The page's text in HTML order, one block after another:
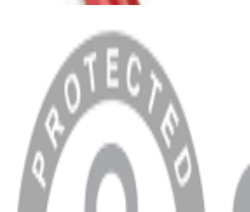
Anasayfa
Hakkımızda
Blog
MÜŞTERİ HİZMETLERİ
Hesabım
Sipariş Sorgulama
Banka Hesap Bilgileri
YARDIM VE DESTEK
Ödeme ve Teslimat Şartları
Garanti ve İade Şartları